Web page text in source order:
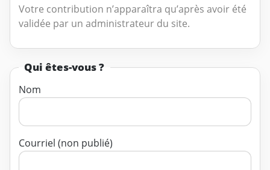
Votre contribution n’apparaîtra qu’après avoir été
validée par un administrateur du site.
Qui êtes-vous ?
Nom
Courriel (non publié)